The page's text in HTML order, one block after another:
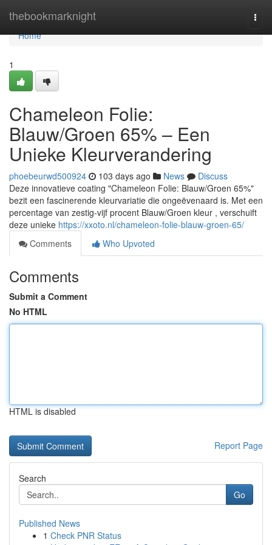
thebookmarknight
Home
Home
1
Chameleon Folie:
Blauw/Groen 65% – Een
Unieke Kleurverandering
phoebeurwd500924 103 days ago News
Discuss
Deze innovatieve coating "Chameleon Folie: Blauw/Groen 65%"
bezit een fascinerende kleurvariatie die ongeëvenaard is. Met een
percentage van zestig-vijf procent Blauw/Groen kleur , verschuift
deze unieke https://xxoto.nl/chameleon-folie-blauw-groen-65/
Comments
Who Upvoted
Comments
Submit a Comment
No HTML
HTML is disabled
Report Page
Search
Go
Published News
1 Check PNR Status